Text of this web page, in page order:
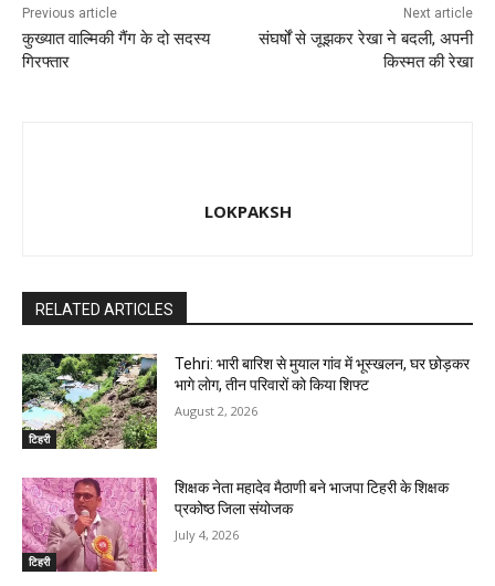
Previous article
कुख्यात वाल्मिकी गैंग के दो सदस्य
गिरफ्तार
Next article
संघर्षों से जूझकर रेखा ने बदली, अपनी
किस्मत की रेखा
LOKPAKSH
RELATED ARTICLES
टिहरी
Tehri: भारी बारिश से मुयाल गांव में भूस्खलन, घर छोड़कर
भागे लाेग, तीन परिवारों को किया शिफ्ट
August 2, 2026
टिहरी
शिक्षक नेता महादेव मैठाणी बने भाजपा टिहरी के शिक्षक
प्रकोष्ठ जिला संयोजक
July 4, 2026